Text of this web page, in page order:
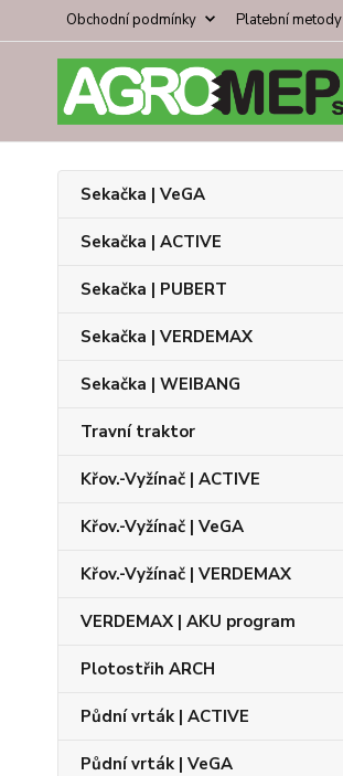
Obchodní podmínky Platební metody
Sekačka | VeGA
Sekačka | ACTIVE
Sekačka | PUBERT
Sekačka | VERDEMAX
Sekačka | WEIBANG
Travní traktor
Křov.-Vyžínač | ACTIVE
Křov.-Vyžínač | VeGA
Křov.-Vyžínač | VERDEMAX
VERDEMAX | AKU program
Plotostřih ARCH
Půdní vrták | ACTIVE
Půdní vrták | VeGA